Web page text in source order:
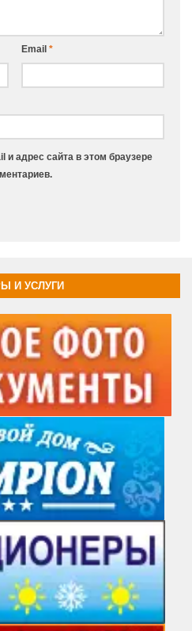
Email *
и адрес сайта в этом браузере
И УСЛУГИ